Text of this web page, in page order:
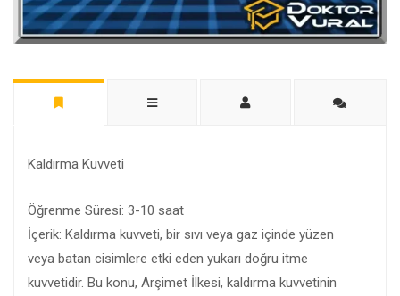
Kaldırma Kuvveti
Öğrenme Süresi: 3-10 saat
İçerik: Kaldırma kuvveti, bir sıvı veya gaz içinde yüzen
veya batan cisimlere etki eden yukarı doğru itme
kuvvetidir. Bu konu, Arşimet İlkesi, kaldırma kuvvetinin